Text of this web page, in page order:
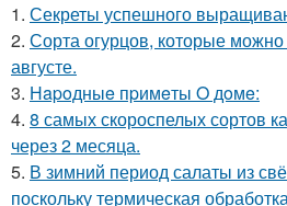
1. Секреты успешного
2. Сорта огурцов, которые
августе.
3. Нapoдныe пpимeты O дoмe:
4. 8 самых скороспелых сортов
через 2 месяца.
5. В зимний период салаты из
поскольку термическая